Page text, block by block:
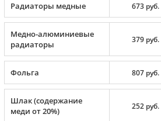
Радиаторы медные 673 руб.
Медно-алюминиевые
радиаторы
379 руб.
Фольга 807 руб.
Шлак (содержание
меди от 20%)
252 руб.